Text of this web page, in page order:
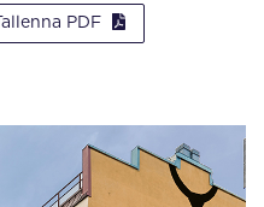
Tallenna PDF